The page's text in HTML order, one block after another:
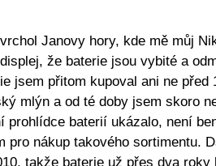
Janovy hory, kde mě můj
že baterie jsou vybité a
jsem přitom kupoval ani ne před
mlýn a od té doby jsem skoro
prohlídce baterií ukázalo, není
pro nákup takového sortimentu.
takže baterie už přes dva roky